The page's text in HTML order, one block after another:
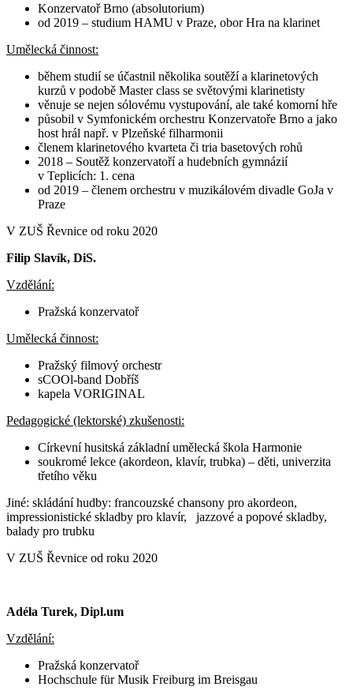
Konzervatoř Brno (absolutorium)
od 2019 – studium HAMU v Praze, obor Hra na klarinet
Umělecká činnost:
během studií se účastnil několika soutěží a klarinetových
kurzů v podobě Master class se světovými klarinetisty
věnuje se nejen sólovému vystupování, ale také komorní hře
působil v Symfonickém orchestru Konzervatoře Brno a jako
host hrál např. v Plzeňské filharmonii
členem klarinetového kvarteta či tria basetových rohů
2018 – Soutěž konzervatoří a hudebních gymnázií
v Teplicích: 1. cena
od 2019 – členem orchestru v muzikálovém divadle GoJa v
Praze
V ZUŠ Řevnice od roku 2020
Filip Slavík, DiS.
Vzdělání:
Pražská konzervatoř
Umělecká činnost:
Pražský filmový orchestr
sCOOl-band Dobříš
kapela VORIGINAL
Pedagogické (lektorské) zkušenosti:
Církevní husitská základní umělecká škola Harmonie
soukromé lekce (akordeon, klavír, trubka) – děti, univerzita
třetího věku
Jiné: skládání hudby: francouzské chansony pro akordeon,
impressionistické skladby pro klavír, jazzové a popové skladby,
balady pro trubku
V ZUŠ Řevnice od roku 2020
Adéla Turek, Dipl.um
Vzdělání:
Pražská konzervatoř
Hochschule für Musik Freiburg im Breisgau